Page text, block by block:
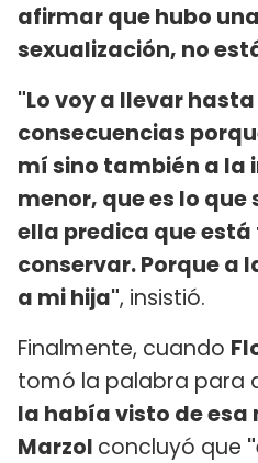
afirmar que hubo
sexualización, no
"Lo voy a llevar
consecuencias
mí sino también a la
menor, que es lo
ella predica que
conservar. Porque a
a mi hija", insistió.
Finalmente, cuando
tomó la palabra para
la había visto de esa
Marzol concluyó que